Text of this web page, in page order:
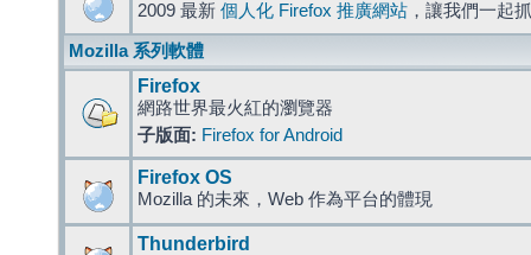
2009 最新 個人化 Firefox 推廣網站 ，讓我們一起
Mozilla 系列軟體
Firefox
網路世界最火紅的瀏覽器
子版面: Firefox for Android
Firefox OS
Mozilla 的未來，Web 作為平台的體現
Thunderbird